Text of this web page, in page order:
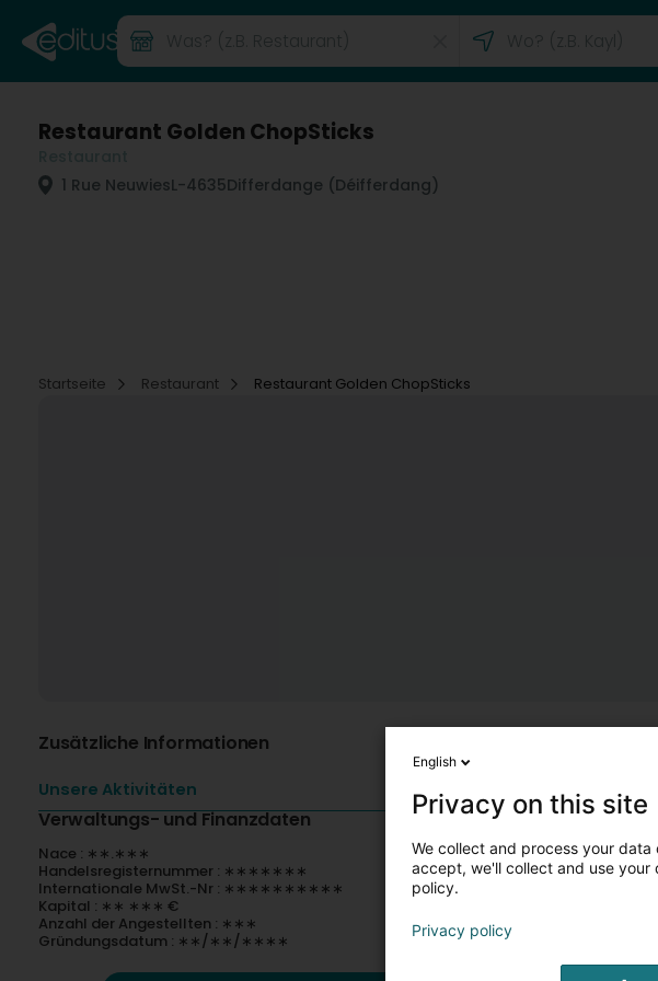
Restaurant Golden ChopSticks
1 Rue NeuwiesL-4635Differdange (Déifferdang)
Startseite
Restaurant Restaurant Golden ChopSticks
Zusätzliche Informationen
Unsere Aktivitäten
Verwaltungs- und Finanzdaten
Nace : ∗∗.∗∗∗
Handelsregisternummer : ∗∗∗∗∗∗∗
Internationale MwSt.-Nr : ∗∗∗∗∗∗∗∗∗∗
Kapital : ∗∗ ∗∗∗ €
Anzahl der Angestellten : ∗∗∗
Gründungsdatum : ∗∗/∗∗/∗∗∗∗
English
Privacy on this site
We collect and process your
accept, we'll collect and use your
policy.
Privacy policy